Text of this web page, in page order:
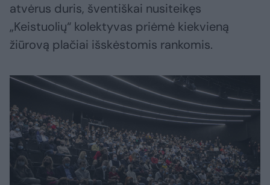
atvėrus duris, šventiškai nusiteikęs
„Keistuolių“ kolektyvas priėmė kiekvieną
žiūrovą plačiai išskėstomis rankomis.